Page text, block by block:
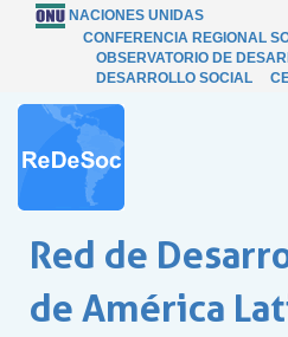
NACIONES UNIDAS
CONFERENCIA REGIONAL
OBSERVATORIO DE
DESARROLLO SOCIAL
Red de
de América